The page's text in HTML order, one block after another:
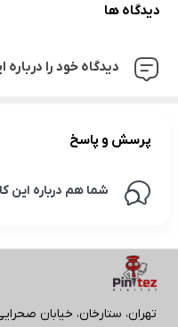
دیدگاه ها
دیدگاه خود را درباره
پرسش و پاسخ
شما هم درباره این